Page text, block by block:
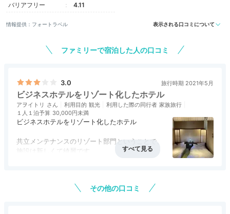
り、お部屋にいながら「湯川の湯」を心行くまで堪能で
きますよ。
_mk0901_
きのツインルームに宿泊しました。客室も広く、とても
リラックス出来ました！
バリアフリー
4.11
情報提供：フォートラベル 表示される口コミについて
ファミリーで宿泊した人の口コミ
3.0 旅行時期 2021年5月
ビジネスホテルをリゾート化したホテル
アヲイトリ 利用目的 観光 利用した際の同行者 家族旅行
１人１泊予算 30,000円未満
ビジネスホテルをリゾート化したホテル
共立メンテナンスのリゾート部門ということで、
施設は新しくて綺麗です。
気持ち高めの値段から過剰な期待をしていかなけ
その他の口コミ